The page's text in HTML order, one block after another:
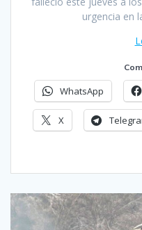
urgencia en
WhatsApp
X